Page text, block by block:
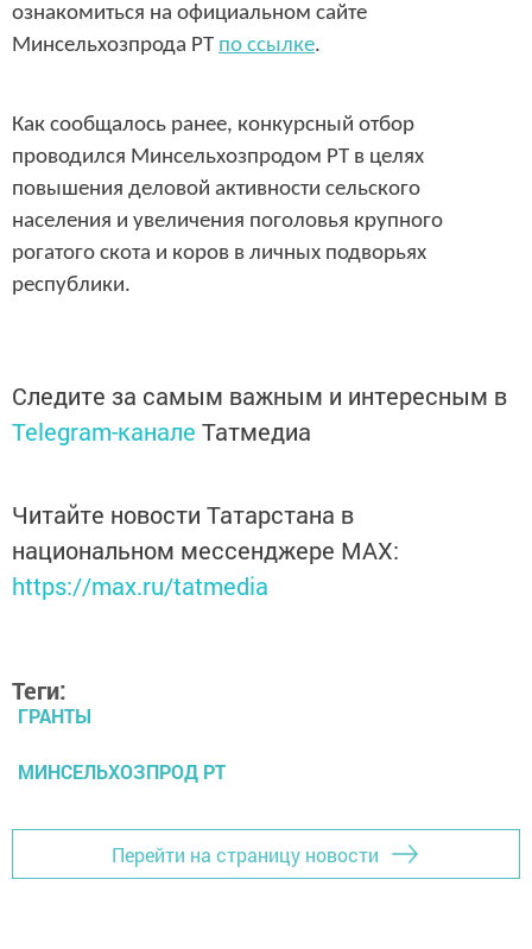
ознакомиться на официальном сайте
Минсельхозпрода РТ по ссылке.
Как сообщалось ранее, конкурсный отбор
проводился Минсельхозпродом РТ в целях
повышения деловой активности сельского
населения и увеличения поголовья крупного
рогатого скота и коров в личных подворьях
республики.
Следите за самым важным и интересным в
Telegram-канале Татмедиа
Читайте новости Татарстана в
национальном мессенджере MАХ:
https://max.ru/tatmedia
Теги:
ГРАНТЫ
МИНСЕЛЬХОЗПРОД РТ
Перейти на страницу новости